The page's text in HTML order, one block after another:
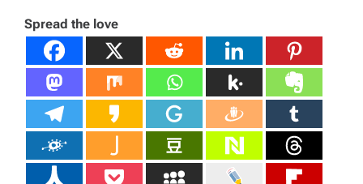
Spread the love